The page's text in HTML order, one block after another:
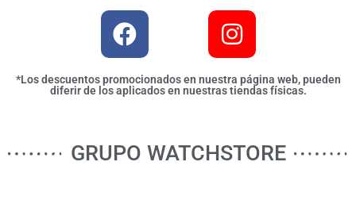
*Los descuentos promocionados en nuestra página web, pueden
diferir de los aplicados en nuestras tiendas físicas.
GRUPO WATCHSTORE